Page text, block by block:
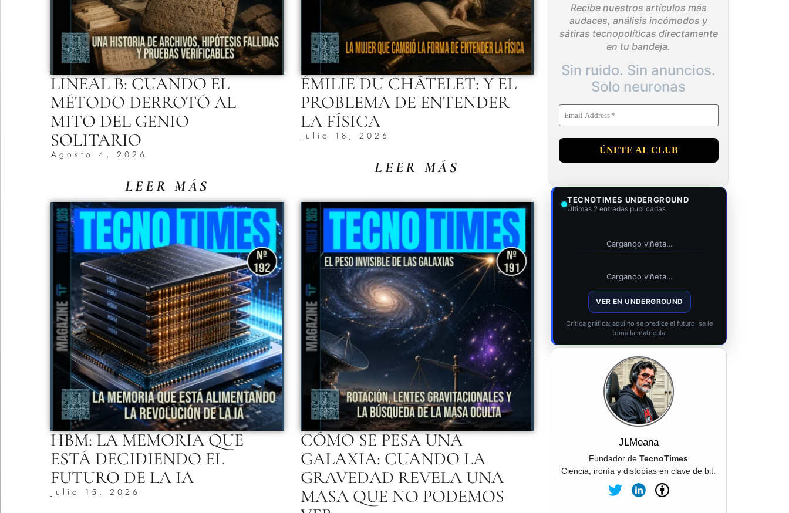
LINEAL B: CUANDO EL
MÉTODO DERROTÓ AL
MITO DEL GENIO
SOLITARIO
Agosto 4, 2026
LEER MÁS
ÉMILIE DU CHÂTELET: Y EL
PROBLEMA DE ENTENDER
LA FÍSICA
Julio 18, 2026
LEER MÁS
HBM: LA MEMORIA QUE
ESTÁ DECIDIENDO EL
FUTURO DE LA IA
Julio 15, 2026
CÓMO SE PESA UNA
GALAXIA: CUANDO LA
GRAVEDAD REVELA UNA
MASA QUE NO PODEMOS
Recibe nuestros artículos más
audaces, análisis incómodos y
sátiras tecnopolíticas directamente
en tu bandeja.
Sin ruido. Sin anuncios.
Solo neuronas
TECNOTIMES UNDERGROUND
Últimas 2 entradas publicadas
Cargando viñeta…
Cargando viñeta…
VER EN UNDERGROUND
Crítica gráfica: aquí no se predice el futuro, se le
toma la matrícula.
JLMeana
Fundador deTecnoTimes
Ciencia, ironía y distopías en clave de bit.